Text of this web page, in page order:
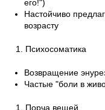
его!")
Настойчиво
возрасту
Психосоматика
Возвращение
Частые "боли в
Порча вещей